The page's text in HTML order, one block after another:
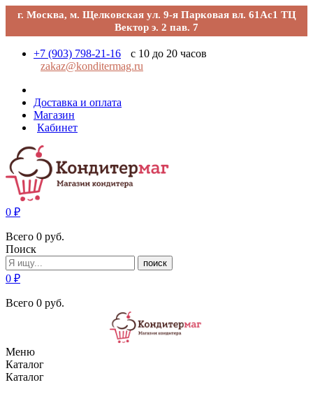
г. Москва, м. Щелковская ул. 9-я Парковая вл. 61Ас1 ТЦ
Вектор э. 2 пав. 7
+7 (903) 798-21-16
с 10 до 20 часов
zakaz@konditermag.ru
Доставка и оплата
Магазин
Кабинет
0 ₽
Всего 0 руб.
Поиск
поиск
0 ₽
Всего 0 руб.
Меню
Каталог
Каталог